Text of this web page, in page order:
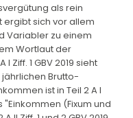
als rein
sich vor allem
Variabler zu einem
Wortlaut der
Ziff. 1 GBV 2019 sieht
Brutto-
ist in Teil 2 A I
"Einkommen (Fixum und